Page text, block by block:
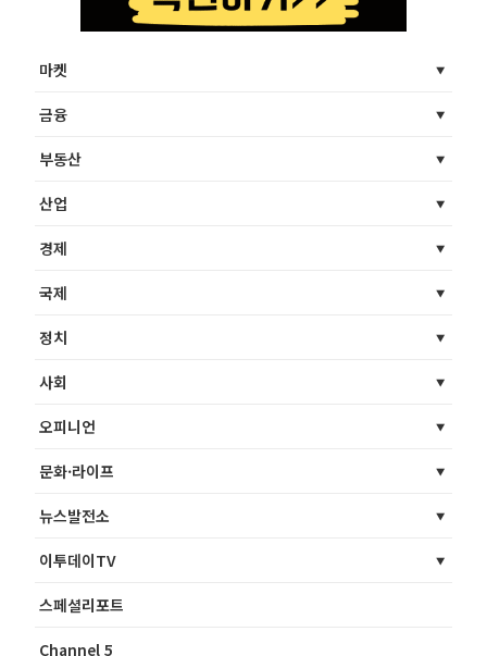
마켓
금융
부동산
산업
경제
국제
정치
사회
오피니언
문화·라이프
뉴스발전소
이투데이TV
스페셜리포트
Channel 5